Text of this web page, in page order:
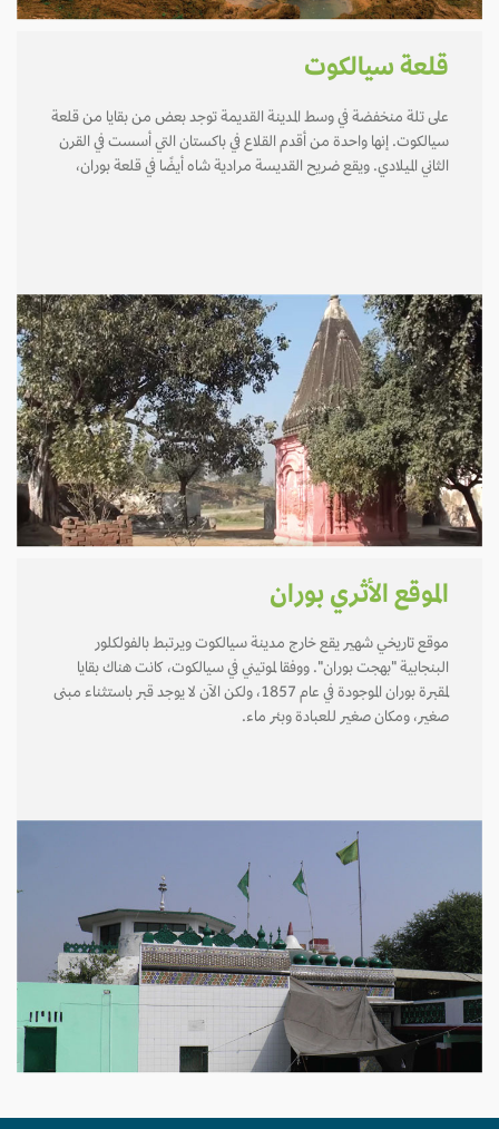
قلعة سيالكوت
على تلة منخفضة في وسط المدينة القديمة توجد بعض من بقايا من قلعة
سيالكوت. إنها واحدة من أقدم القلاع في باكستان التي أسست في القرن
الثاني الميلادي. ويقع ضريح القديسة مرادية شاه أيضًا في قلعة بوران،
الموقع الأثري بوران
موقع تاريخي شهير يقع خارج مدينة سيالكوت ويرتبط بالفولكلور
البنجابية "بهجت بوران". ووفقا لموتيني في سيالكوت، كانت هناك بقايا
لمقبرة بوران الموجودة في عام 1857، ولكن الآن لا يوجد قبر باستثناء مبنى
صغير، ومكان صغير للعبادة وبئر ماء.